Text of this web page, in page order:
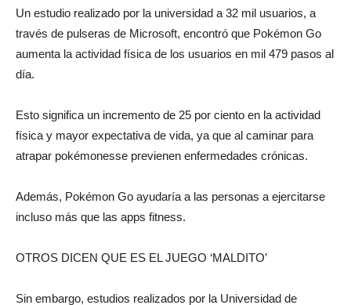
Un estudio realizado por la universidad a 32 mil usuarios, a
través de pulseras de Microsoft, encontró que Pokémon Go
aumenta la actividad física de los usuarios en mil 479 pasos al
día.
Esto significa un incremento de 25 por ciento en la actividad
física y mayor expectativa de vida, ya que al caminar para
atrapar pokémonesse previenen enfermedades crónicas.
Además, Pokémon Go ayudaría a las personas a ejercitarse
incluso más que las apps fitness.
OTROS DICEN QUE ES EL JUEGO ‘MALDITO’
Sin embargo, estudios realizados por la Universidad de